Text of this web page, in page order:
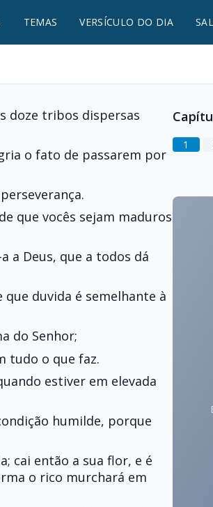
TEMAS VERSÍCULO DO DIA
doze tribos dispersas
o fato de passarem por
que vocês sejam maduros
a Deus, que a todos dá
duvida é semelhante à
do Senhor;
tudo o que faz.
estiver em elevada
humilde, porque
cai então a sua flor, e é
o rico murchará em
1